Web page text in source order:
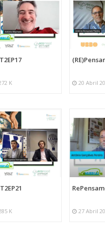
K 20 Abril
K 27 Abril